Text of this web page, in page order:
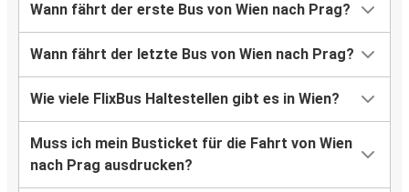
Wann fährt der erste Bus von Wien nach Prag?
Wann fährt der letzte Bus von Wien nach Prag?
Wie viele FlixBus Haltestellen gibt es in Wien?
Muss ich mein Busticket für die Fahrt von Wien
nach Prag ausdrucken?